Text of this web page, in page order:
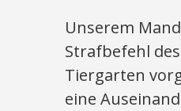
Unserem
Strafbefehl
Tiergarten
eine